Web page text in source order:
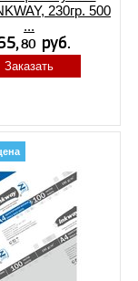
230гр. 500
...
Заказать